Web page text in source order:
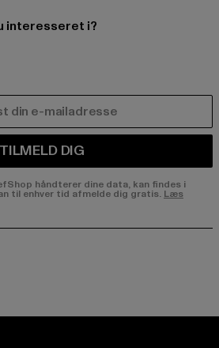
interesseret i?
TILMELD DIG
håndterer dine data, kan findes i
til enhver tid afmelde dig gratis. Læs
page:page:
YouTube channel: